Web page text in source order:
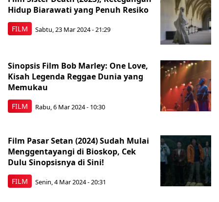
FILM
Hidup Biarawati yang Penuh Resiko
Sabtu, 23 Mar 2024 - 21:29
FILM
Sinopsis Film Bob Marley: One Love,
Kisah Legenda Reggae Dunia yang
Memukau
Rabu, 6 Mar 2024 - 10:30
FILM
Film Pasar Setan (2024) Sudah Mulai
Menggentayangi di Bioskop, Cek
Dulu Sinopsisnya di Sini!
Senin, 4 Mar 2024 - 20:31